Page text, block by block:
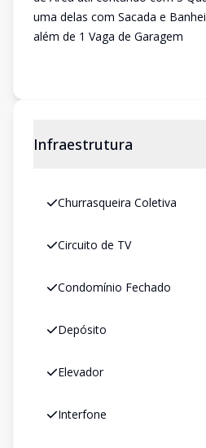
uma delas com Sacada e
além de 1 Vaga de Garagem
Infraestrutura
Churrasqueira Coletiva
Circuito de TV
Condomínio Fechado
Depósito
Elevador
Interfone